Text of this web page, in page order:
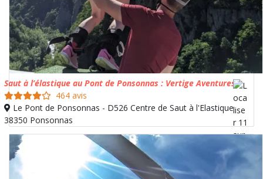
Saut à l’élastique au Pont de Ponsonnas : Vertige Aventures
464 avis
Le Pont de Ponsonnas - D526 Centre de Saut à l'Elastique
38350 Ponsonnas